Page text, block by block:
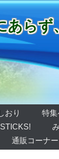
あらず
おり 特集
通販コーナー